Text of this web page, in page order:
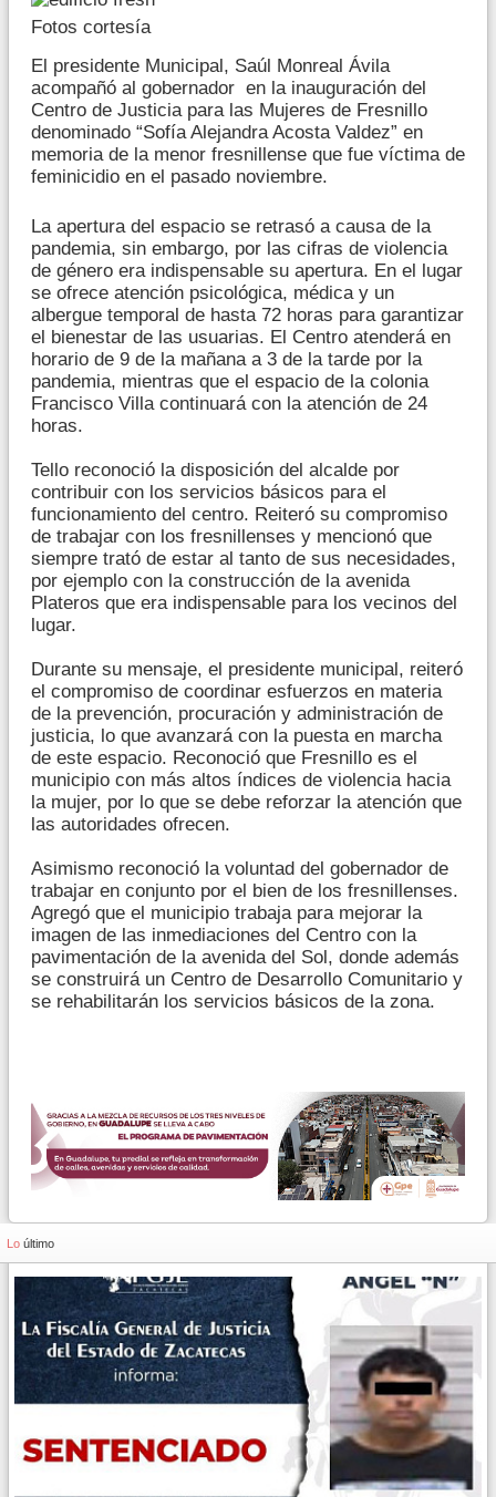
Fotos cortesía
El presidente Municipal, Saúl Monreal Ávila
acompañó al gobernador en la inauguración del
Centro de Justicia para las Mujeres de Fresnillo
denominado “Sofía Alejandra Acosta Valdez” en
memoria de la menor fresnillense que fue víctima de
feminicidio en el pasado noviembre.
La apertura del espacio se retrasó a causa de la
pandemia, sin embargo, por las cifras de violencia
de género era indispensable su apertura. En el lugar
se ofrece atención psicológica, médica y un
albergue temporal de hasta 72 horas para garantizar
el bienestar de las usuarias. El Centro atenderá en
horario de 9 de la mañana a 3 de la tarde por la
pandemia, mientras que el espacio de la colonia
Francisco Villa continuará con la atención de 24
horas.
Tello reconoció la disposición del alcalde por
contribuir con los servicios básicos para el
funcionamiento del centro. Reiteró su compromiso
de trabajar con los fresnillenses y mencionó que
siempre trató de estar al tanto de sus necesidades,
por ejemplo con la construcción de la avenida
Plateros que era indispensable para los vecinos del
lugar.
Durante su mensaje, el presidente municipal, reiteró
el compromiso de coordinar esfuerzos en materia
de la prevención, procuración y administración de
justicia, lo que avanzará con la puesta en marcha
de este espacio. Reconoció que Fresnillo es el
municipio con más altos índices de violencia hacia
la mujer, por lo que se debe reforzar la atención que
las autoridades ofrecen.
Asimismo reconoció la voluntad del gobernador de
trabajar en conjunto por el bien de los fresnillenses.
Agregó que el municipio trabaja para mejorar la
imagen de las inmediaciones del Centro con la
pavimentación de la avenida del Sol, donde además
se construirá un Centro de Desarrollo Comunitario y
se rehabilitarán los servicios básicos de la zona.
Lo último